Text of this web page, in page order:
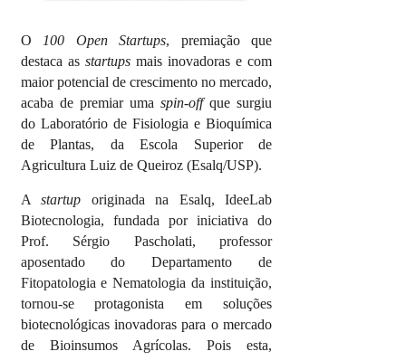
O 100 Open Startups, premiação que
destaca as startupsmais inovadoras e com
maior potencial de crescimento no mercado,
acaba de premiar uma spin-offque surgiu
do Laboratório de Fisiologia e Bioquímica
de Plantas, da Escola Superior de
Agricultura Luiz de Queiroz (Esalq/USP).
Astartup originada na Esalq, IdeeLab
Biotecnologia, fundada por iniciativa do
Prof. Sérgio Pascholati, professor
aposentado do Departamento de
Fitopatologia e Nematologia da instituição,
tornou-seprotagonista em soluções
biotecnológicas inovadoras para o mercado
de Bioinsumos Agrícolas. Pois esta,